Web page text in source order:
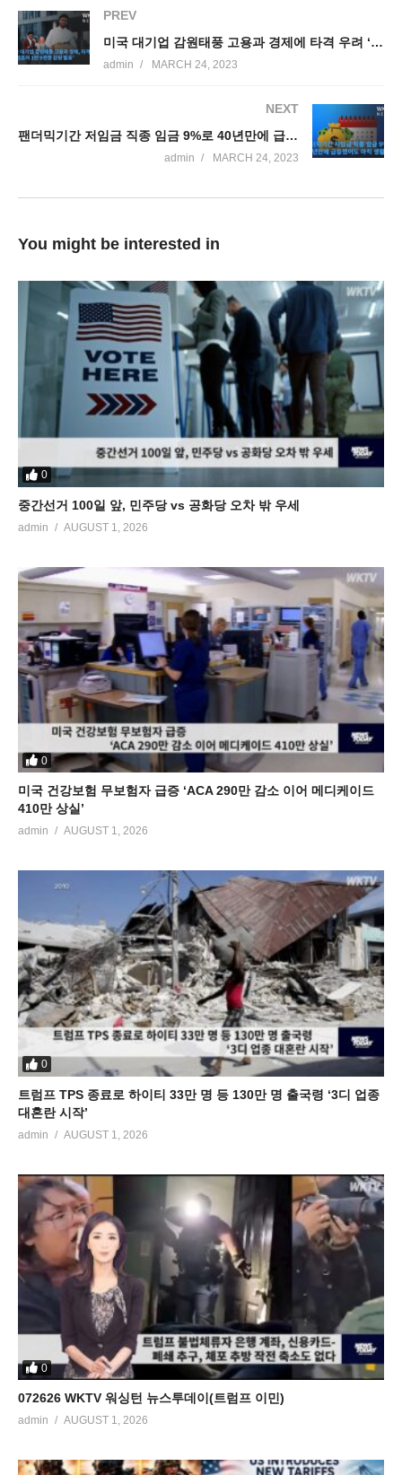
PREV
미국 대기업 감원태풍 고용과 경제에 타격 우려 ‘액센츄어 1만 9천명 감원 발표’
admin MARCH 24, 2023
NEXT
팬더믹기간 저임금 직종 임금 9%로 40년만에 급등했어도 아직 생활고
admin MARCH 24, 2023
You might be interested in
0
중간선거 100일 앞, 민주당 vs 공화당 오차 밖 우세
admin AUGUST 1, 2026
0
미국 건강보험 무보험자 급증 ‘ACA 290만 감소 이어 메디케이드
410만 상실’
admin AUGUST 1, 2026
0
트럼프 TPS 종료로 하이티 33만 명 등 130만 명 출국령 ‘3디 업종
대혼란 시작’
admin AUGUST 1, 2026
0
072626 WKTV 워싱턴 뉴스투데이(트럼프 이민)
admin AUGUST 1, 2026